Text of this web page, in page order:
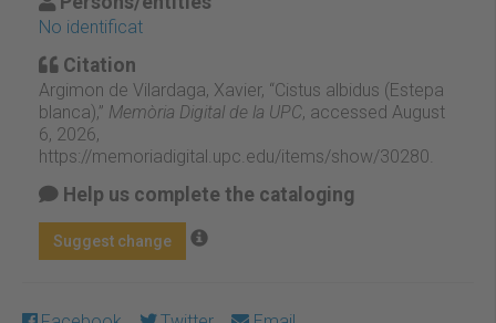
No identificat
Citation
Argimon de Vilardaga, Xavier, “Cistus albidus (Estepa
blanca),” Memòria Digital de la UPC, accessed August
6, 2026,
https://memoriadigital.upc.edu/items/show/30280
Help us complete the cataloging
Suggest change